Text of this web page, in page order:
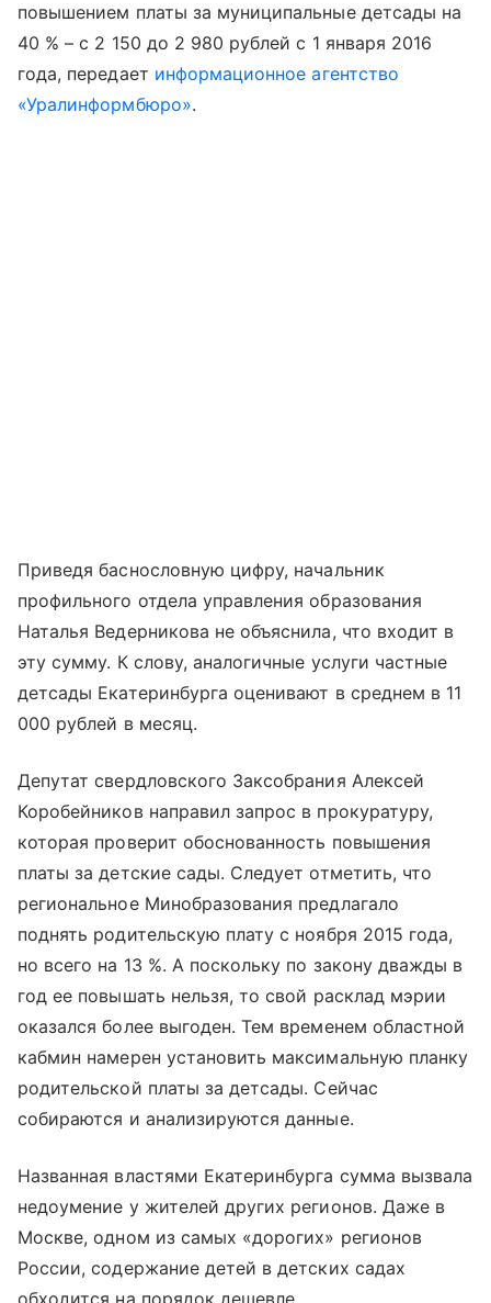
повышением платы за муниципальные детсады на
40 % – с 2 150 до 2 980 рублей с 1 января 2016
года, передает информационное агентство
«Уралинформбюро».
Приведя баснословную цифру, начальник
профильного отдела управления образования
Наталья Ведерникова не объяснила, что входит в
эту сумму. К слову, аналогичные услуги частные
детсады Екатеринбурга оценивают в среднем в 11
000 рублей в месяц.
Депутат свердловского Заксобрания Алексей
Коробейников направил запрос в прокуратуру,
которая проверит обоснованность повышения
платы за детские сады. Следует отметить, что
региональное Минобразования предлагало
поднять родительскую плату с ноября 2015 года,
но всего на 13 %. А поскольку по закону дважды в
год ее повышать нельзя, то свой расклад мэрии
оказался более выгоден. Тем временем областной
кабмин намерен установить максимальную планку
родительской платы за детсады. Сейчас
собираются и анализируются данные.
Названная властями Екатеринбурга сумма вызвала
недоумение у жителей других регионов. Даже в
Москве, одном из самых «дорогих» регионов
России, содержание детей в детских садах
обходится на порядок дешевле.